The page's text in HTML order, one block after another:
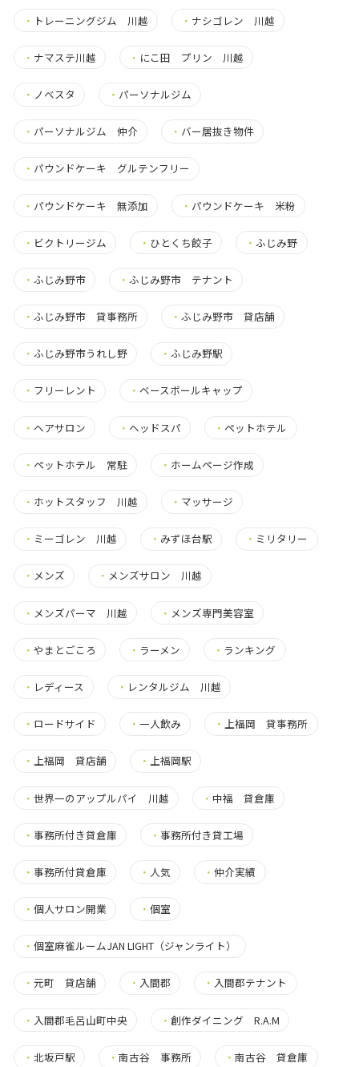
・ トレーニングジム 川越 ・ ナシゴレン 川越
・ ナマステ川越 ・ にこ田 プリン 川越
・ ノベスタ ・ パーソナルジム
・ パーソナルジム 仲介 ・ バー居抜き物件
・ パウンドケーキ グルテンフリー
・ パウンドケーキ 無添加 ・ パウンドケーキ 米粉
・ ビクトリージム ・ ひとくち餃子 ・ふじみ野
・ ふじみ野市 ・ふじみ野市 テナント
・ ふじみ野市 貸事務所 ・ふじみ野市 貸店舗
・ ふじみ野市うれし野 ・ふじみ野駅
・ フリーレント ・ ベースボールキャップ
・ ヘアサロン ・ ヘッドスパ ・ペットホテル
・ ペットホテル 常駐 ・ ホームページ作成
・ ホットスタッフ 川越 ・ マッサージ
・ ミーゴレン 川越 ・ みずほ台駅 ・ ミリタリー
・ メンズ ・ メンズサロン 川越
・ メンズパーマ 川越 ・ メンズ専門美容室
・ やまとごころ ・ ラーメン ・ ランキング
・ レディース ・ レンタルジム 川越
・ ロードサイド ・一人飲み ・上福岡 貸事務所
・ 上福岡 貸店舗 ・上福岡駅
・ 世界一のアップルパイ 川越 ・中福 貸倉庫
・ 事務所付き貸倉庫 ・ 事務所付き貸工場
・ 事務所付貸倉庫 ・ 人気 ・仲介実績
・ 個人サロン開業 ・個室
・ 個室麻雀ルームJAN LIGHT（ジャンライト）
・ 元町 貸店舗 ・ 入間郡 ・ 入間郡テナント
・ 入間郡毛呂山町中央 ・創作ダイニング R.A.M
・ 北坂戸駅 ・南古谷 事務所 ・南古谷 貸倉庫